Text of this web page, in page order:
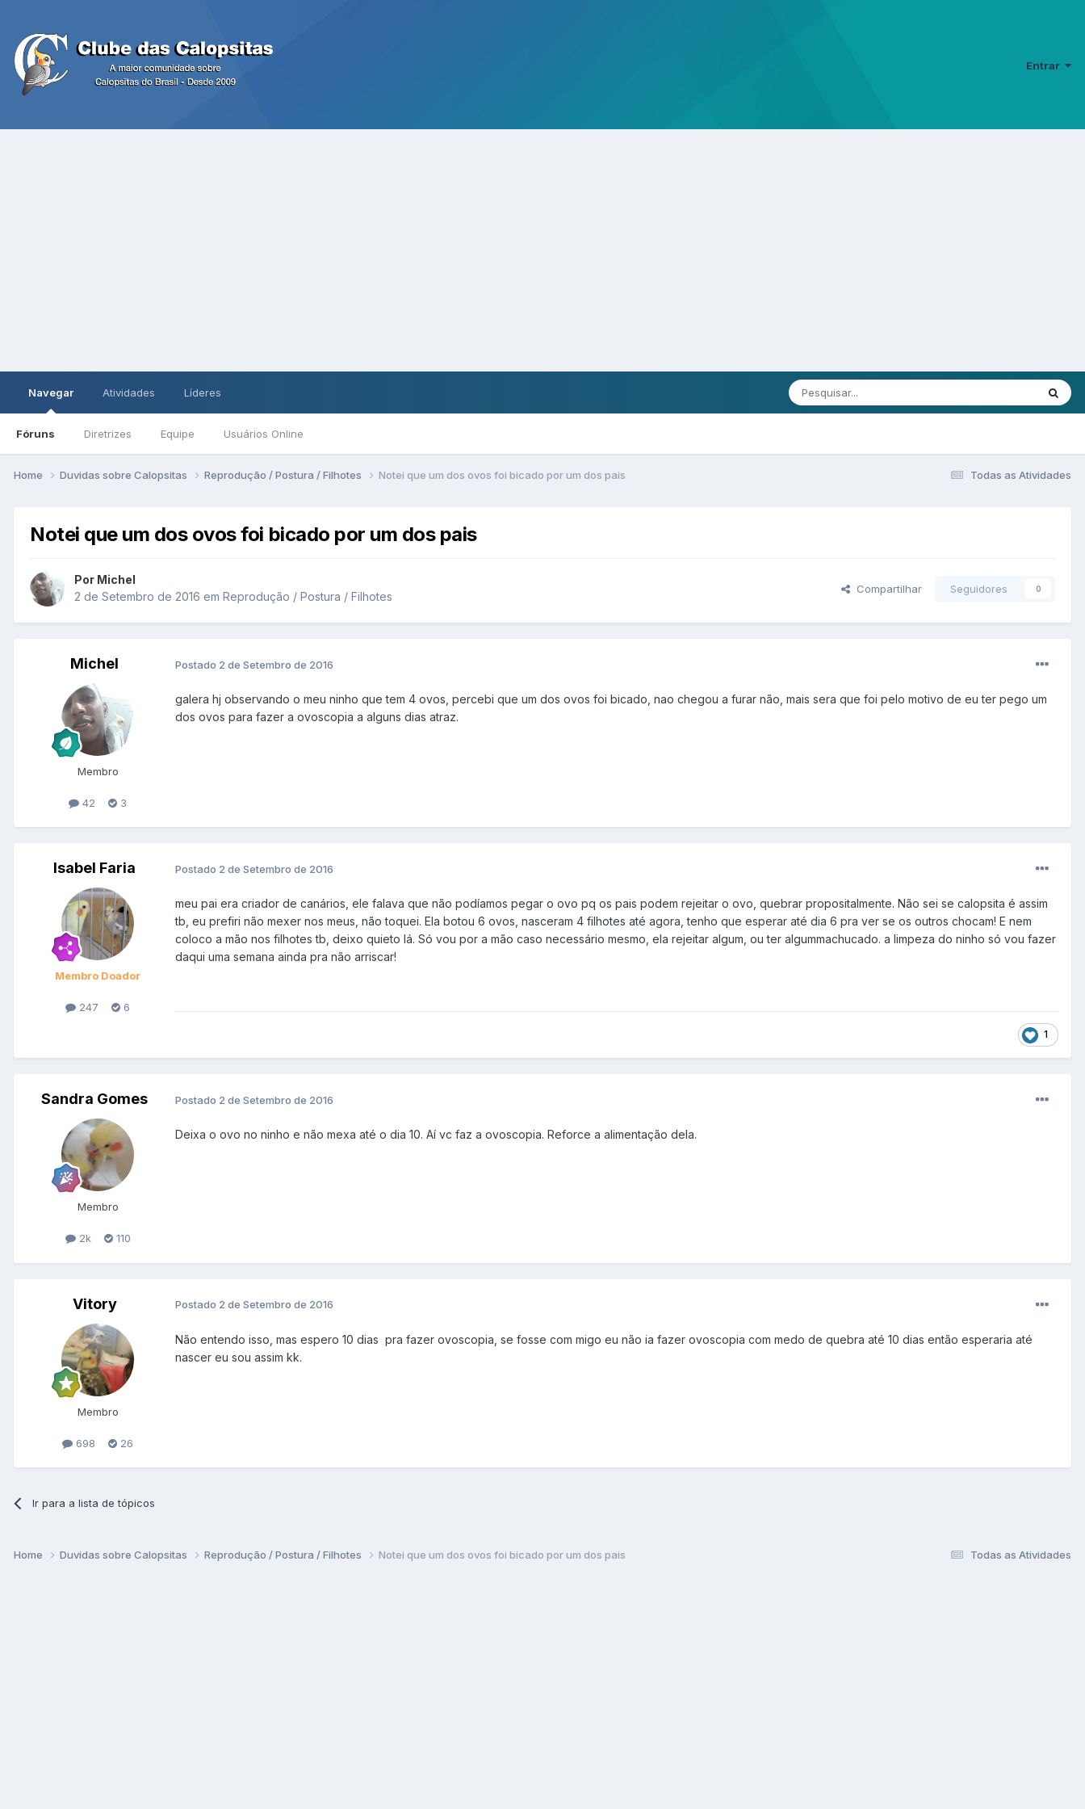
Entrar
Navegar
Fóruns Diretrizes Equipe Usuários Online
Atividades Líderes
Todas as Atividades
Home Duvidas sobre Calopsitas Reprodução / Postura / Filhotes Notei que um dos ovos foi bicado por um dos pais
Notei que um dos ovos foi bicado por um dos pais
Por Michel
2 de Setembro de 2016 em Reprodução / Postura / Filhotes
Compartilhar Seguidores 0
Michel
Membro
42 3
Postado 2 de Setembro de 2016
galera hj observando o meu ninho que tem 4 ovos, percebi que um dos ovos foi bicado, nao chegou a furar não, mais sera que foi pelo motivo de eu ter pego um
dos ovos para fazer a ovoscopia a alguns dias atraz.
Isabel Faria
Membro Doador
247 6
Postado 2 de Setembro de 2016
meu pai era criador de canários, ele falava que não podíamos pegar o ovo pq os pais podem rejeitar o ovo, quebrar propositalmente. Não sei se calopsita é assim
tb, eu prefiri não mexer nos meus, não toquei. Ela botou 6 ovos, nasceram 4 filhotes até agora, tenho que esperar até dia 6 pra ver se os outros chocam! E nem
coloco a mão nos filhotes tb, deixo quieto lá. Só vou por a mão caso necessário mesmo, ela rejeitar algum, ou ter algummachucado. a limpeza do ninho só vou fazer
daqui uma semana ainda pra não arriscar!
1
Sandra Gomes
Membro
2k 110
Postado 2 de Setembro de 2016
Deixa o ovo no ninho e não mexa até o dia 10. Aí vc faz a ovoscopia. Reforce a alimentação dela.
Vitory
Membro
698 26
Postado 2 de Setembro de 2016
Não entendo isso, mas espero 10 dias pra fazer ovoscopia, se fosse com migo eu não ia fazer ovoscopia com medo de quebra até 10 dias então esperaria até
nascer eu sou assim kk.
Ir para a lista de tópicos
Todas as Atividades
Home Duvidas sobre Calopsitas Reprodução / Postura / Filhotes Notei que um dos ovos foi bicado por um dos pais